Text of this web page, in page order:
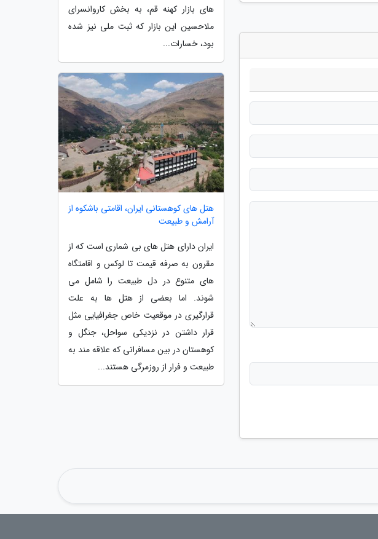
های بازار کهنه قم، به بخش کاروانسرای
ملاحسین این بازار که ثبت ملی نیز شده
بود، خسارات...
هتل های کوهستانی ایران، اقامتی باشکوه از
آرامش و طبیعت
ایران دارای هتل های بی شماری است که از
مقرون به صرفه قیمت تا لوکس و اقامتگاه
های متنوع در دل طبیعت را شامل می
شوند. اما بعضی از هتل ها به علت
قرارگیری در موقعیت خاص جغرافیایی مثل
قرار داشتن در نزدیکی سواحل، جنگل و
کوهستان در بین مسافرانی که علاقه مند به
طبیعت و فرار از روزمرگی هستند...